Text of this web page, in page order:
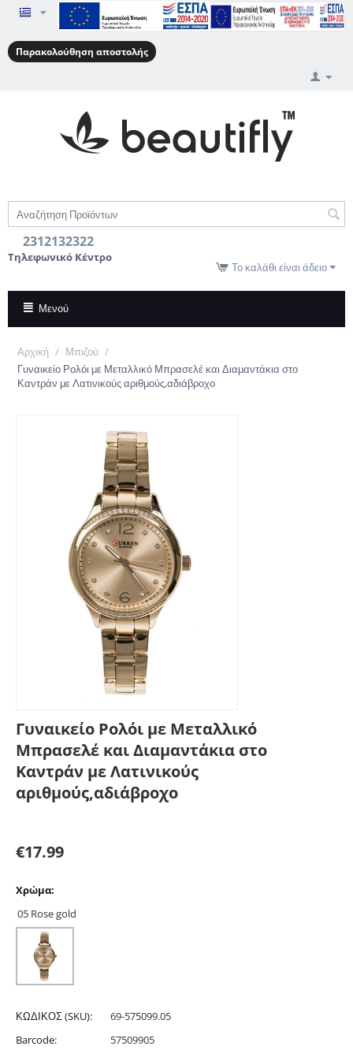
Παρακολούθηση αποστολής
2312132322
Τηλεφωνικό Κέντρο
Το καλάθι είναι άδειο
Μενού
Αρχική / Μπιζού /
Γυναικείο Ρολόι με Μεταλλικό Μπρασελέ και Διαμαντάκια στο
Καντράν με Λατινικούς αριθμούς,αδιάβροχο
Γυναικείο Ρολόι με Μεταλλικό
Μπρασελέ και Διαμαντάκια στο
Καντράν με Λατινικούς
αριθμούς,αδιάβροχο
€17.99
Χρώμα:
05 Rose gold
ΚΩΔΙΚΟΣ (SKU):
69-575099.05
Barcode:
57509905